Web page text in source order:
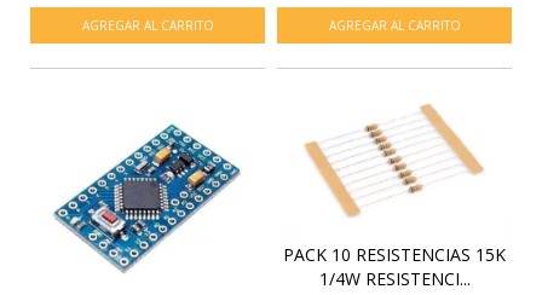
PACK 10 RESISTENCIAS 15K
1/4W RESISTENCI...